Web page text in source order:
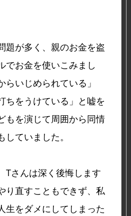
題が多く、親のお金を盗
でお金を使いこみまし
らいじめられている」
ちをうけている」と嘘を
もを演じて周囲から同情
ていました。
Tさんは深く後悔します
り直すこともできず、私
生をダメにしてしまった